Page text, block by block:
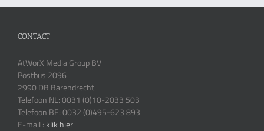
CONTACT
AtWorX Media Group BV
Postbus 2096
2990 DB Barendrecht
Telefoon NL: 0031 (0)10-2033 503
Telefoon BE: 0032 (0)495-623 893
E-mail : klik hier